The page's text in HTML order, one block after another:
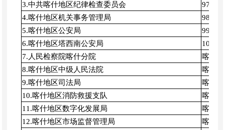
3.中共喀什地区纪律检查委员会
97.喀
4.喀什地区机关事务管理局
98.喀
5.喀什地区公安局
99.喀
6.喀什地区塔西南公安局
100.
7.人民检察院喀什分院
喀什
8.喀什地区中级人民法院
喀什
9.喀什地区司法局
喀什
10.喀什地区消防救援支队
喀什
11.喀什地区数字化发展局
喀什
12.喀什地区市场监督管理局
喀什